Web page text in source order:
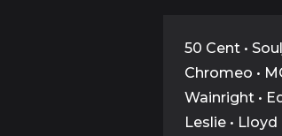
50 Cent •
Chromeo •
Wainright •
Leslie •